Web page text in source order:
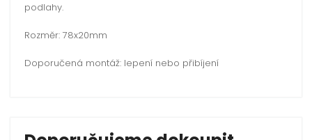
podlahy.
Rozměr: 78x20mm
Doporučená montáž: lepení nebo přibíjení